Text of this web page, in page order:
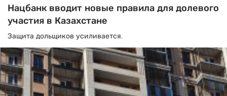
Нацбанк вводит новые правила для долевого
участия в Казахстане
Защита дольщиков усиливается.